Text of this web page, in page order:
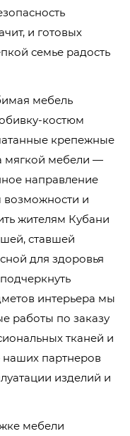
и готовых
семье радость
мебель
костюм
крепежные
мягкой мебели —
направление
и
жителям Кубани
ставшей
для здоровья
интерьера мы
работы по заказу
тканей и
партнеров
изделий и
мебели